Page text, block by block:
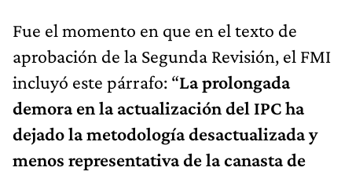
Fue el momento en que en el texto de
aprobación de la Segunda Revisión, el FMI
incluyó este párrafo: “La prolongada
demora en la actualización del IPC ha
dejado la metodología desactualizada y
menos representativa de la canasta de